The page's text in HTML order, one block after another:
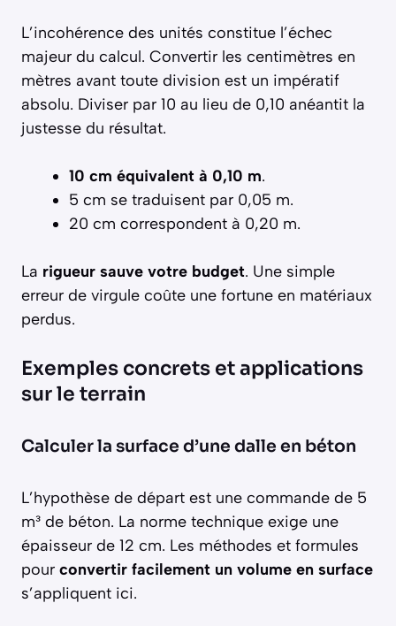
L’incohérence des unités constitue l’échec
majeur du calcul. Convertir les centimètres en
mètres avant toute division est un impératif
absolu. Diviser par 10 au lieu de 0,10 anéantit la
justesse du résultat.
10 cm équivalent à 0,10 m.
5 cm se traduisent par 0,05 m.
20 cm correspondent à 0,20 m.
La rigueur sauve votre budget. Une simple
erreur de virgule coûte une fortune en matériaux
perdus.
Exemples concrets et applications
sur le terrain
Calculer la surface d’une dalle en béton
L’hypothèse de départ est une commande de 5
m³ de béton. La norme technique exige une
épaisseur de 12 cm. Les méthodes et formules
pour convertir facilement un volume en surface
s’appliquent ici.